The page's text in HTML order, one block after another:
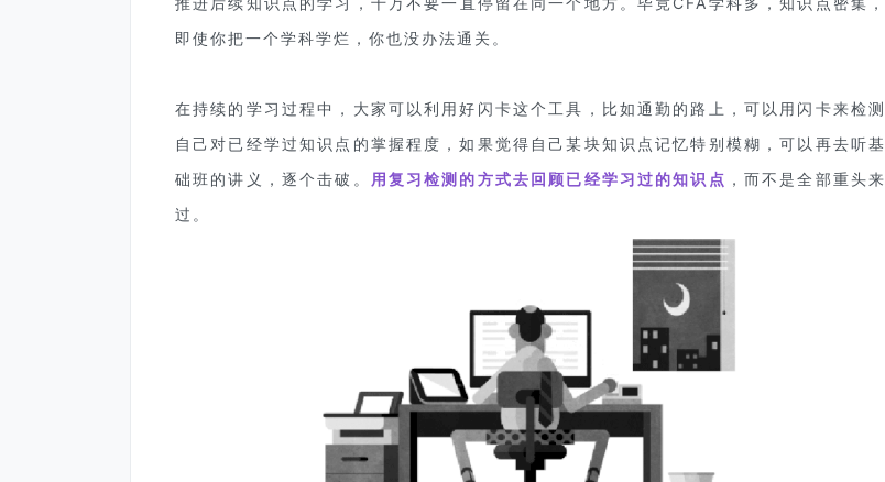
即使你把一个学科学烂，你也没办法通关。
在持续的学习过程中，大家可以利用好闪卡这个工具，比如通勤的路上，可以用闪卡来检测
自己对已经学过知识点的掌握程度，如果觉得自己某块知识点记忆特别模糊，可以再去听基
础班的讲义，逐个击破。 用复习检测的方式去回顾已经学习过的知识点 ，而不是全部重头来
过。